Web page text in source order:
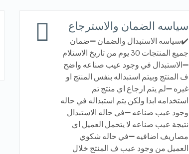
سياسه الضمان والاسترجاع
✔️سياسه الاستبدال والضمان ➖ضمان
جميع المنتجات 30 يوم من تاريخ الاستلام
➖الاستبدال في وجود عيب صناعه واضح
ف المنتج وبيتم استبداله بنفس المنتج او
غيره ➖لم يتم ارجاع اي منتج تم
استخدامه ابدا ولكن يتم استبداله في حاله
وجود عيب صناعه ➖في حاله الاستبدال
نتيجة عيب صناعه لا يتحمل العميل اي
مصاريف اضافيه ➖في حاله شكوي
العميل من وجود عيب ف المنتج خلال